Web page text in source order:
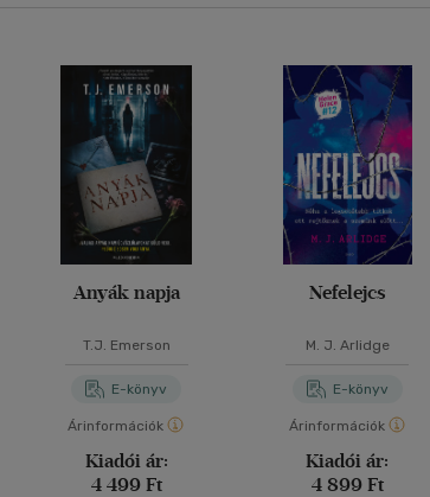
Anyák napja
T.J. Emerson
E-könyv
Árinformációk
Kiadói ár:
4 499 Ft
Nefelejcs
M. J. Arlidge
E-könyv
Árinformációk
Kiadói ár:
4 899 Ft